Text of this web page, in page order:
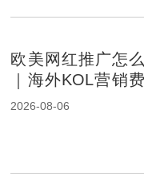
欧美网红推广怎
｜海外KOL营销
成及报价影响因素
2026-08-06